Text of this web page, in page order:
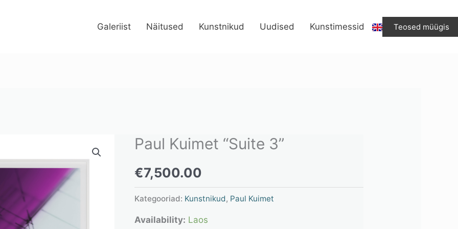
Galeriist Näitused Kunstnikud Uudised Kunstimessid Teosed müügis
Paul Kuimet “Suite 3”
€7,500.00
Kategooriad: Kunstnikud, Paul Kuimet
Availability: Laos
Paul
“Suite
3”
kogus